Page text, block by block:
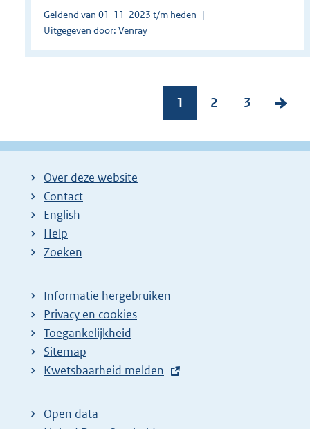
Geldend van 01-11-2023 t/m heden
Uitgegeven door: Venray
Pagina:
1
P
g
2
P
g
3
V
l
Over deze website
Contact
English
Help
Zoeken
Informatie hergebruiken
Privacy en cookies
Toegankelijkheid
Sitemap
E
t
Kwetsbaarheid melden
Open data